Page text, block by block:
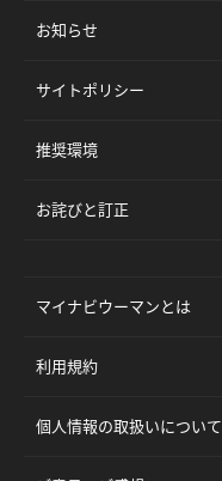
お知らせ
サイトポリシー
推奨環境
お詫びと訂正
マイナビウーマンとは
利用規約
個人情報の取扱いについて